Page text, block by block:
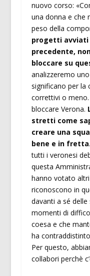
nuovo corso:
una donna e che
peso della
progetti avviati
precedente,
bloccare su
analizzeremo
significano per la
correttivi o
bloccare Verona.
stretti come
creare una
bene e in fretta
tutti i veronesi
questa
hanno votato
riconoscono in
davanti a sé
momenti di
coesa e che
ha
Per questo,
collabori perchè